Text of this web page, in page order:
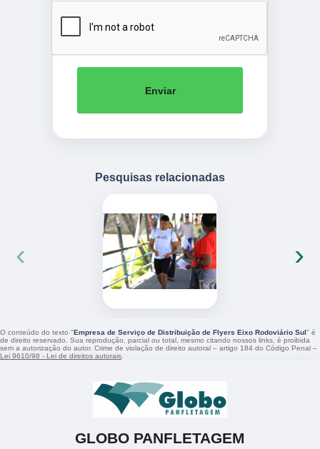
Enviar
Pesquisas relacionadas
‹ ›
O conteúdo do texto "Empresa de Serviço de Distribuição de Flyers Eixo Rodoviário Sul" é
de direito reservado. Sua reprodução, parcial ou total, mesmo citando nossos links, é proibida
sem a autorização do autor. Crime de violação de direito autoral – artigo 184 do Código Penal –
Lei 9610/98 - Lei de direitos autorais
GLOBO PANFLETAGEM